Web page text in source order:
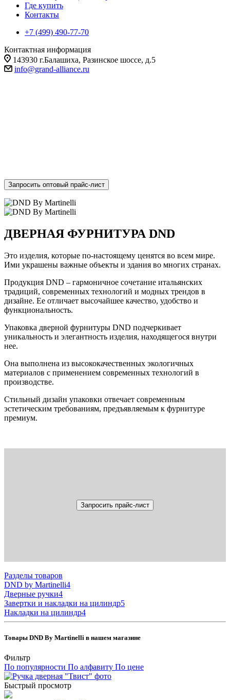
Где купить
Контакты
+7 (499) 490-77-70
Контактная информация
143930 г.Балашиха, Разинское шоссе, д.5
info@grand-alliance.ru
Запросить оптовый прайс-лист
ДВЕРНАЯ ФУРНИТУРА DND
Это изделия, которые по-настоящему ценятся во всем мире.
Ими украшены важные объекты и здания во многих странах.
Продукция DND – гармоничное сочетание итальянских
традиций, современных технологий и модных трендов в
дизайне. Ее отличает высочайшее качество, удобство и
функциональность.
Упаковка дверной фурнитуры DND подчеркивает
уникальность и элегантность изделия, находящегося внутри
нее.
Она выполнена из высококачественных экологичных
материалов с применением современных технологий в
производстве.
Стильный дизайн упаковки отвечает современным
эстетическим требованиям, предъявляемым к фурнитуре
премиум.
Запросить прайс-лист
Разделы товаров
DND by Martinelli4
Дверные ручки4
Завертки и накладки на цилиндр5
Накладки на цилиндр4
Товары DND By Martinelli в нашем магазине
Фильтр
По популярности По алфавиту По цене
Быстрый просмотр